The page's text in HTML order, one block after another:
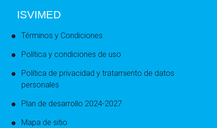
ISVIMED
Términos y Condiciones
Política y condiciones de uso
Política de privacidad y tratamiento de datos
personales
Plan de desarrollo 2024-2027
Mapa de sitio